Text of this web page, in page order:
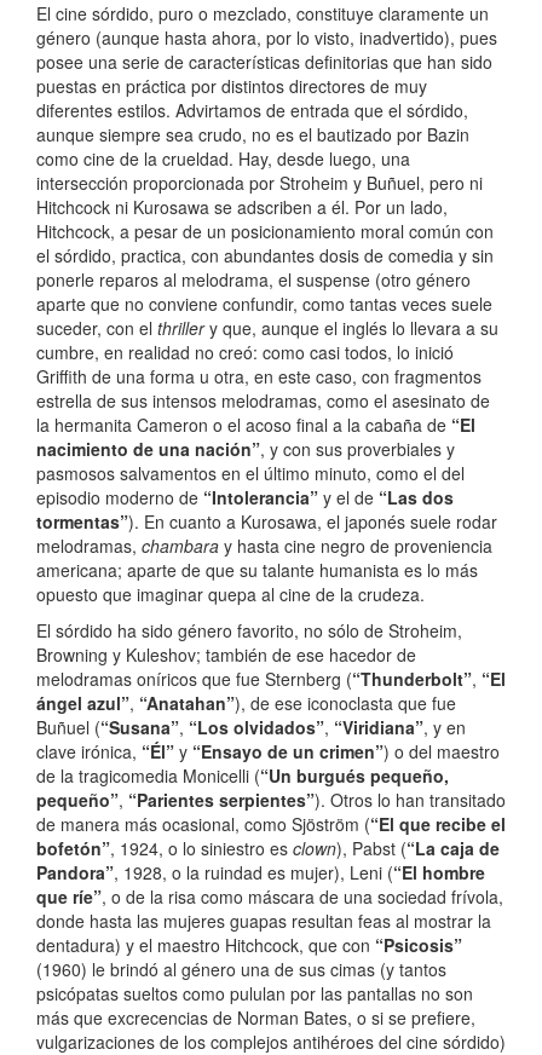
El cine sórdido, puro o mezclado, constituye claramente un
género (aunque hasta ahora, por lo visto, inadvertido), pues
posee una serie de características definitorias que han sido
puestas en práctica por distintos directores de muy
diferentes estilos. Advirtamos de entrada que el sórdido,
aunque siempre sea crudo, no es el bautizado por Bazin
como cine de la crueldad. Hay, desde luego, una
intersección proporcionada por Stroheim y Buñuel, pero ni
Hitchcock ni Kurosawa se adscriben a él. Por un lado,
Hitchcock, a pesar de un posicionamiento moral común con
el sórdido, practica, con abundantes dosis de comedia y sin
ponerle reparos al melodrama, el suspense (otro género
aparte que no conviene confundir, como tantas veces suele
suceder, con el thrillery que, aunque el inglés lo llevara a su
cumbre, en realidad no creó: como casi todos, lo inició
Griffith de una forma u otra, en este caso, con fragmentos
estrella de sus intensos melodramas, como el asesinato de
la hermanita Cameron o el acoso final a la cabaña de “El
nacimiento de una nación”, y con sus proverbiales y
pasmosos salvamentos en el último minuto, como el del
episodio moderno de “Intolerancia” y el de “Las dos
tormentas”). En cuanto a Kurosawa, el japonés suele rodar
melodramas, chambara y hasta cine negro de proveniencia
americana; aparte de que su talante humanista es lo más
opuesto que imaginar quepa al cine de la crudeza.
El sórdido ha sido género favorito, no sólo de Stroheim,
Browning y Kuleshov; también de ese hacedor de
melodramas oníricos que fue Sternberg (“Thunderbolt”, “El
ángel azul”, “Anatahan”), de ese iconoclasta que fue
Buñuel (“Susana”, “Los olvidados”, “Viridiana”, y en
clave irónica, “Él” y “Ensayo de un crimen”) o del maestro
de la tragicomedia Monicelli (“Un burgués pequeño,
pequeño”, “Parientes serpientes”). Otros lo han transitado
de manera más ocasional, como Sjöström (“El que recibe el
bofetón”, 1924, o lo siniestro es clown), Pabst (“La caja de
Pandora”, 1928, o la ruindad es mujer), Leni (“El hombre
que ríe”, o de la risa como máscara de una sociedad frívola,
donde hasta las mujeres guapas resultan feas al mostrar la
dentadura) y el maestro Hitchcock, que con “Psicosis”
(1960) le brindó al género una de sus cimas (y tantos
psicópatas sueltos como pululan por las pantallas no son
más que excrecencias de Norman Bates, o si se prefiere,
vulgarizaciones de los complejos antihéroes del cine sórdido)